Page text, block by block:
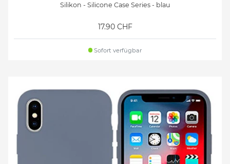
Silikon - Silicone Case Series - blau
17.90 CHF
Sofort verfügbar